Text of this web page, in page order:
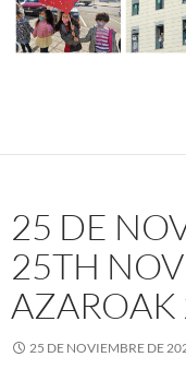
25 DE
25TH
AZAROAK
25 DE NOVIEMBRE DE